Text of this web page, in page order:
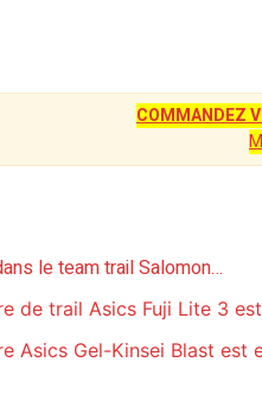
COMMANDEZ
le team trail Salomon…
de trail Asics Fuji Lite 3
Asics Gel-Kinsei Blast est